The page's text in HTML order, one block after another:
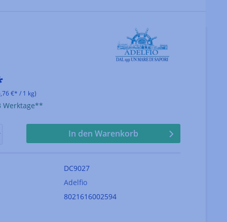
€* / 1 kg)
Werktage**
In den Warenkorb
DC9027
Adelfio
8021616002594